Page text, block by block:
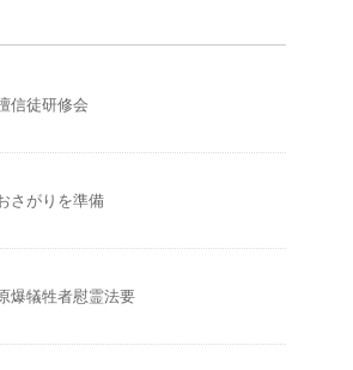
信徒研修会
さがりを準備
爆犠牲者慰霊法要